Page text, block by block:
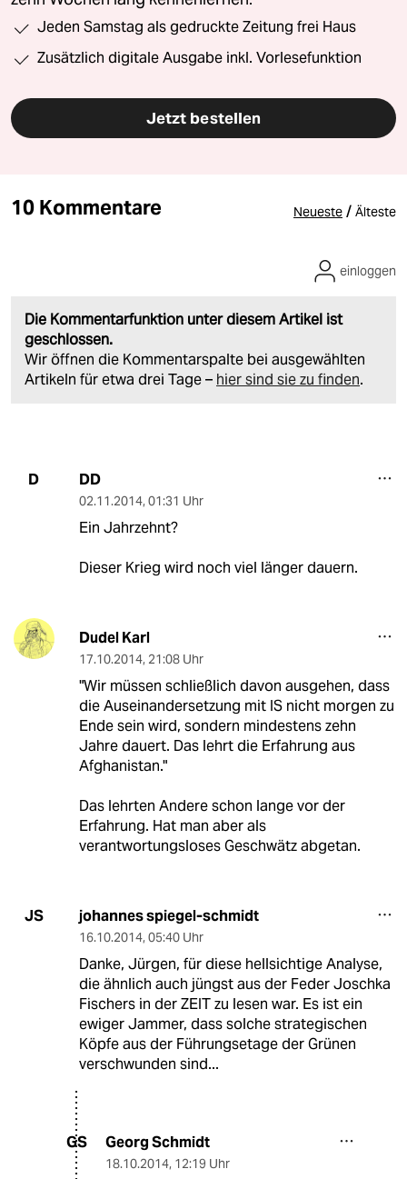
Jeden Samstag als gedruckte Zeitung frei Haus
Zusätzlich digitale Ausgabe inkl. Vorlesefunktion
Jetzt bestellen
10 Kommentare Neueste / Älteste
Die Kommentarfunktion unter diesem Artikel ist
geschlossen.
Wir öffnen die Kommentarspalte bei ausgewählten
Artikeln für etwa drei Tage – hier sind sie zu finden.
einloggen
D DD
02.11.2014, 01:31 Uhr
Ein Jahrzehnt?
Dieser Krieg wird noch viel länger dauern.
Dudel Karl
17.10.2014, 21:08 Uhr
"Wir müssen schließlich davon ausgehen, dass
die Auseinandersetzung mit IS nicht morgen zu
Ende sein wird, sondern mindestens zehn
Jahre dauert. Das lehrt die Erfahrung aus
Afghanistan."
Das lehrten Andere schon lange vor der
Erfahrung. Hat man aber als
verantwortungsloses Geschwätz abgetan.
JS johannes spiegel-schmidt
16.10.2014, 05:40 Uhr
Danke, Jürgen, für diese hellsichtige Analyse,
die ähnlich auch jüngst aus der Feder Joschka
Fischers in der ZEIT zu lesen war. Es ist ein
ewiger Jammer, dass solche strategischen
Köpfe aus der Führungsetage der Grünen
verschwunden sind...
GS Georg Schmidt
18.10.2014, 12:19 Uhr